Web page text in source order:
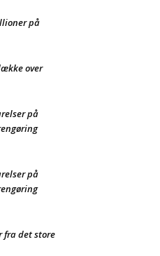
på
over
på
på
fra det store